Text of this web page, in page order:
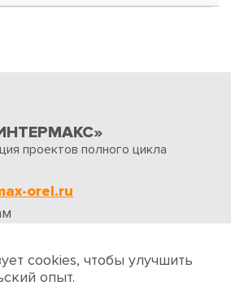
проектов полного цикла
orel.ru
cookies, чтобы улучшить
опыт.